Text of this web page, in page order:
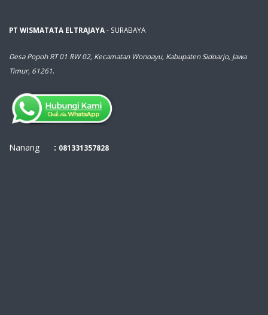
PT WISMATATA ELTRAJAYA- SURABAYA
Desa Popoh RT 01 RW 02, Kecamatan Wonoayu, Kabupaten Sidoarjo, Jawa
Timur, 61261.
Nanang : 081331357828